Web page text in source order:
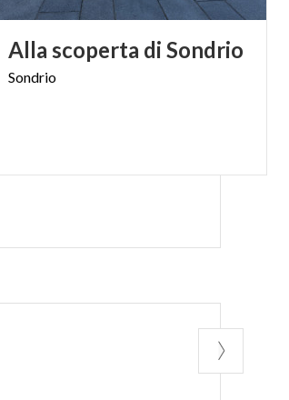
Alla scoperta di Sondrio
Sondrio